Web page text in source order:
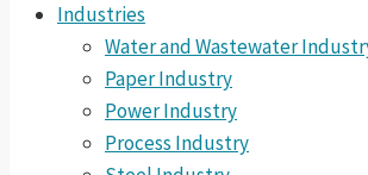
Industries
Water and Wastewater
Paper Industry
Power Industry
Process Industry